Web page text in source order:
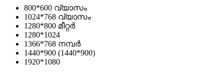
800*600 വ്യാസം
1024*768 വ്യാസം
1280*800 മീറ്റർ
1280*1024
1366*768 നമ്പർ
1440*900 (1440*900)
1920*1080